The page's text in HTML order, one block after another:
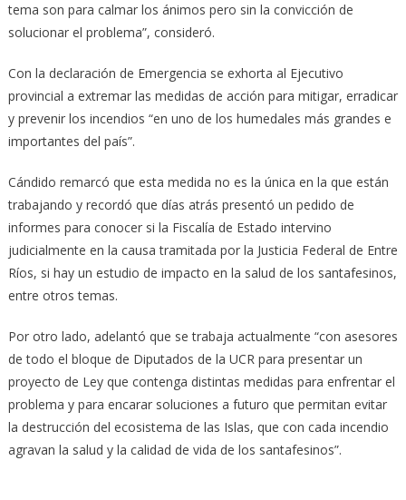
tema son para calmar los ánimos pero sin la convicción de
solucionar el problema”, consideró.
Con la declaración de Emergencia se exhorta al Ejecutivo
provincial a extremar las medidas de acción para mitigar, erradicar
y prevenir los incendios “en uno de los humedales más grandes e
importantes del país”.
Cándido remarcó que esta medida no es la única en la que están
trabajando y recordó que días atrás presentó un pedido de
informes para conocer si la Fiscalía de Estado intervino
judicialmente en la causa tramitada por la Justicia Federal de Entre
Ríos, si hay un estudio de impacto en la salud de los santafesinos,
entre otros temas.
Por otro lado, adelantó que se trabaja actualmente “con asesores
de todo el bloque de Diputados de la UCR para presentar un
proyecto de Ley que contenga distintas medidas para enfrentar el
problema y para encarar soluciones a futuro que permitan evitar
la destrucción del ecosistema de las Islas, que con cada incendio
agravan la salud y la calidad de vida de los santafesinos”.